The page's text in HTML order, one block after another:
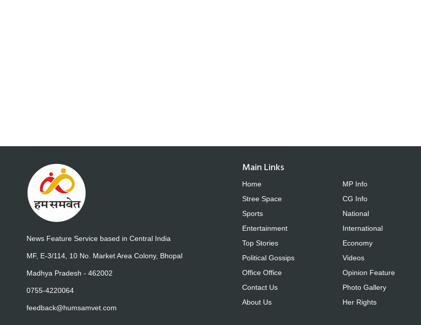
News Feature Service based in Central India
MF, E-3/114, 10 No. Market Area Colony, Bhopal
Madhya Pradesh - 462002
0755-4220064
feedback@humsamvet.com
Main Links
Home
Stree Space
Sports
Entertainment
Top Stories
Political Gossips
Office Office
Contact Us
About Us
MP Info
CG Info
National
International
Economy
Videos
Opinion Feature
Photo Gallery
Her Rights